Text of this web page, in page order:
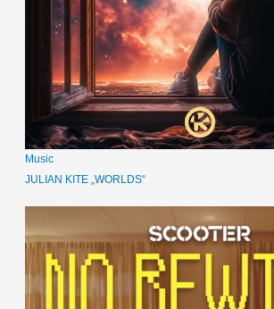
Music
JULIAN KITE „WORLDS“